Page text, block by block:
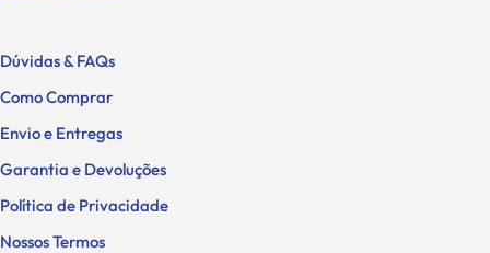
Dúvidas & FAQs
Como Comprar
Envio e Entregas
Garantia e Devoluções
Política de Privacidade
Nossos Termos